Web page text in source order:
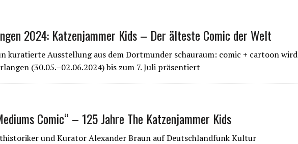
2024: Katzenjammer Kids – Der älteste Comic der Welt
kuratierte Ausstellung aus dem Dortmunder schauraum: comic + cartoon wird
(30.05.–02.06.2024) bis zum 7. Juli präsentiert
Comic“ – 125 Jahre The Katzenjammer Kids
und Kurator Alexander Braun auf Deutschlandfunk Kultur